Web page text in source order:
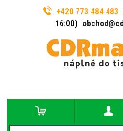
+420 773 484 483
16:00)